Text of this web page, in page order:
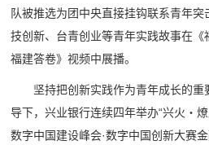
队被推选为团中央直接挂钩联系青年
技创新、台青创业等青年实践故事在《
福建答卷》视频中展播。
坚持把创新实践作为青年成长的
导下，兴业银行连续四年举办“兴火・
数字中国建设峰会·数字中国创新大赛